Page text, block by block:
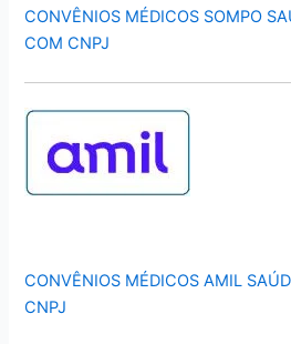
CONVÊNIOS MÉDICOS SOMPO
COM CNPJ
CONVÊNIOS MÉDICOS AMIL
CNPJ